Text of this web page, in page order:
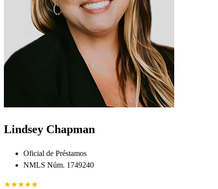
Lindsey Chapman
Oficial de Préstamos
NMLS Núm. 1749240
★★★★★
★